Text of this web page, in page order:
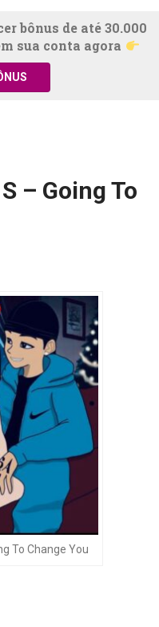
bônus de até 30.000
sua conta agora
– Going To
To Change You